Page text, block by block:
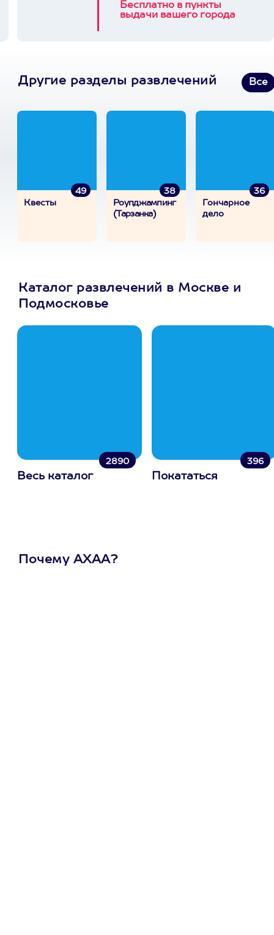
Бесплатно в пункты
выдачи вашего города
Другие разделы развлечений Все
49
Квесты
38
Роупджампинг
(Тарзанка)
36
Гончарное
дело
Каталог развлечений в Москве и
Подмосковье
2890
Весь каталог
396
Покататься
Почему АХАА?